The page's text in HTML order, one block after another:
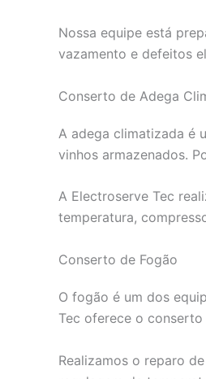
Nossa equipe está
vazamento e defeitos
Conserto de Adega
A adega climatizada é
vinhos armazenados.
A Electroserve Tec
temperatura,
Conserto de Fogão
O fogão é um dos
Tec oferece o
Realizamos o reparo